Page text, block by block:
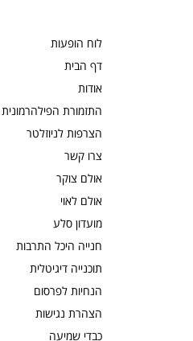
לוח הופעות
דף הבית
אודות
התזמורת הפילהרמונית
הצרפות לניוזלטר
צרו קשר
אולם צוקר
אולם לאוי
מועדון סלע
חנייה היכל התרבות
תוכנייה דיגיטלית
הנחיות לפרסום
הצהרת נגישות
כבדי שמיעה